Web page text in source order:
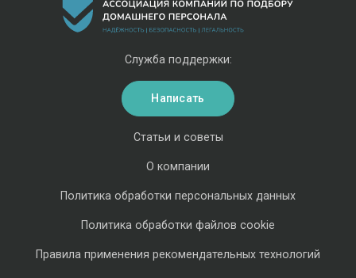
Статьи и советы
О компании
Политика обработки персональных данных
Политика обработки файлов cookie
Правила применения рекомендательных технологий
Служба поддержки:
Написать